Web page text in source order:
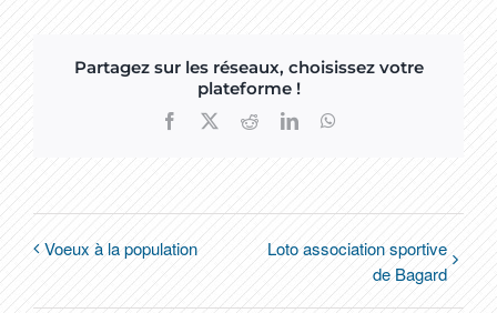
Partagez sur les réseaux, choisissez votre
plateforme !
Facebook RedditLinkedIn
Voeux à la population
Loto association sportive
de Bagard